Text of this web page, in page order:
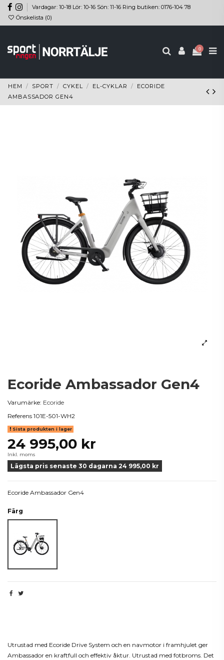
Vardagar: 10-18 Lör: 10-16 Sön: 11-16 Ring butiken: 0176-104 78
Önskelista (0)
0
HEM SPORT CYKEL EL-CYKLAR
ECORIDE
AMBASSADOR GEN4
Ecoride Ambassador Gen4
Varumärke: Ecoride
Referens 101E-501-WH2
Sista produkten i lager
24 995,00 kr
Inkl. moms
Lägsta pris senaste 30 dagarna 24 995,00 kr
Ecoride Ambassador Gen4
Färg
Utrustad med Ecoride Drive System och en navmotor i framhjulet ger
Ambassador en kraftfull och effektiv åktur. Utrustad med fotbroms. Det